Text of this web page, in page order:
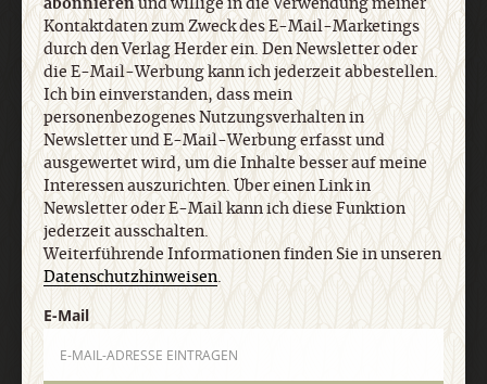
Ich bin einverstanden, dass mein
personenbezogenes Nutzungsverhalten in
Newsletter und E-Mail-Werbung erfasst und
ausgewertet wird, um die Inhalte besser auf meine
Interessen auszurichten. Über einen Link in
Newsletter oder E-Mail kann ich diese Funktion
jederzeit ausschalten. Weiterführende
Informationen finden Sie in unseren
Datenschutzhinweisen .
E-Mail
abonnierenund willige in die Verwendung meiner
Kontaktdaten zum Zweck des E-Mail-Marketings
durch den Verlag Herder ein. Den Newsletter oder
die E-Mail-Werbung kann ich jederzeit abbestellen.
Ich bin einverstanden, dass mein
personenbezogenes Nutzungsverhalten in
Newsletter und E-Mail-Werbung erfasst und
ausgewertet wird, um die Inhalte besser auf meine
Interessen auszurichten. Über einen Link in
Newsletter oder E-Mail kann ich diese Funktion
jederzeit ausschalten.
Weiterführende Informationen finden Sie in unseren
Datenschutzhinweisen.
E-Mail